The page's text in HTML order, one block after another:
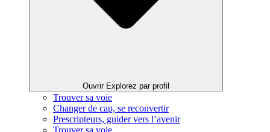
Ouvrir Explorez par profil
Trouver sa voie
Changer de cap, se reconvertir
Prescripteurs, guider vers l’avenir
Trouver sa voie